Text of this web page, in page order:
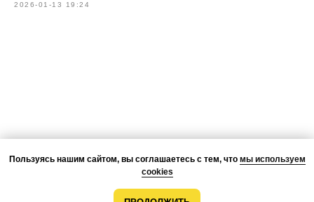
2026-01-13 19:24
Пользуясь нашим сайтом, вы соглашаетесь с тем, что мы используем
cookies